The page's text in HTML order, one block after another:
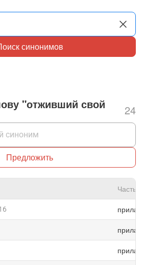
синонимов
"отживший свой
24
Предложить
Часть